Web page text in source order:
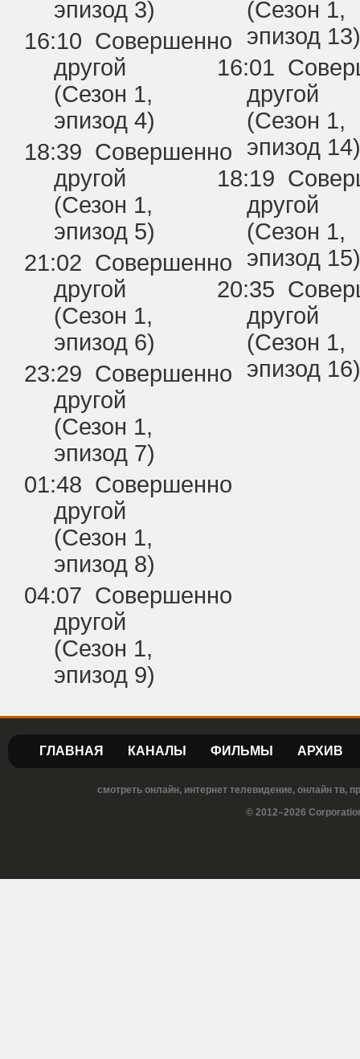
эпизод 3)
16:10 Совершенно
другой
(Сезон 1,
эпизод 4)
18:39 Совершенно
другой
(Сезон 1,
эпизод 5)
21:02 Совершенно
другой
(Сезон 1,
эпизод 6)
23:29 Совершенно
другой
(Сезон 1,
эпизод 7)
01:48 Совершенно
другой
(Сезон 1,
эпизод 8)
04:07 Совершенно
другой
(Сезон 1,
эпизод 9)
(Сезон 1,
эпизод 13)
16:01
другой
(Сезон 1,
эпизод 14)
18:19
другой
(Сезон 1,
эпизод 15)
20:35
другой
(Сезон 1,
эпизод 16)
ГЛАВНАЯ КАНАЛЫ ФИЛЬМЫ АРХИВ
смотреть онлайн, интернет телевидение, онлайн тв,
© 2012–2026